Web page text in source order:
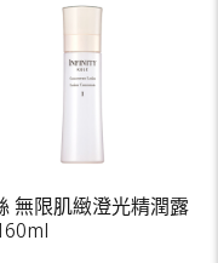
無限肌緻澄光精潤露